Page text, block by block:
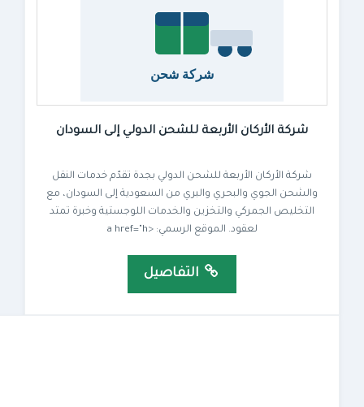
شركة الأركان الأربعة للشحن الدولي إلى السودان
شركة الأركان الأربعة للشحن الدولي بجدة تقدّم خدمات النقل
والشحن الجوي والبحري والبري من السعودية إلى السودان، مع
التخليص الجمركي والتخزين والخدمات اللوجستية وخبرة تمتد
لعقود. الموقع الرسمي: <a href="h
التفاصيل